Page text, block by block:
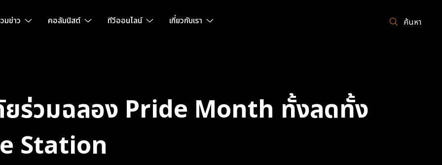
มข่าว คอลัมนิสต์ ทีวีออนไลน์ เกี่ยวกับเรา ค้นหา
ยร่วมฉลอง Pride Month ทั้งลดทั้ง
Station